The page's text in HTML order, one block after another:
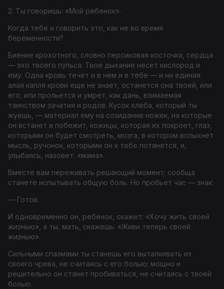
2. Ты говоришь: «Мой ребенок».
Когда тебе и говорить это, как не во время
беременности?
Биение крохотного, словно персиковая косточка, сердца
— эхо твоего пульса. Твое дыхание несет кислород и
ему. Одна кровь течет и в нем и в тебе — и ни единая
алая капля крови еще не знает, останется она твоей, или
его, или прольется и умрет, как дань, взимаемая
таинством зачатия и родов. Кусок хлеба, который ты
жуешь, — материал ему на созидание ножек, на которые
он встанет и побежит, кожицы, которая их покроет, глаз,
которыми он будет смотреть, мозга, в котором вспыхнет
мысль, ручонок, которыми он к тебе потянется, и,
улыбаясь, назовет: «мама».
Вместе вам переживать решающий момент; сообща
станете испытывать общую боль. Но пробьет час — знак:
— Готов.
И одновременно он, ребенок, скажет: «Хочу жить своей
жизнью», а ты, мать, скажешь: «Живи теперь своей
жизнью».
Сильными спазмами ты станешь его выталкивать из
своего чрева, не считаясь с его болью; мощно и
решительно он станет пробиваться, не считаясь с твоей
болью.